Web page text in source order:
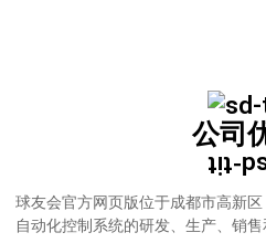
公司
球友会官方网页版位于成都市高新
自动化控制系统的研发、生产、销